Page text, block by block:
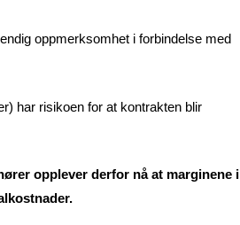
oppmerksomhet i forbindelse med
har risikoen for at kontrakten blir
opplever derfor nå at marginene i